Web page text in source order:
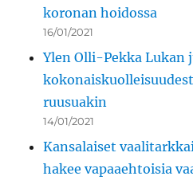
koronan hoidossa
16/01/2021
Ylen Olli-Pekka Lukan
ruusuakin
14/01/2021
Kansalaiset
hakee vapaaehtoisia